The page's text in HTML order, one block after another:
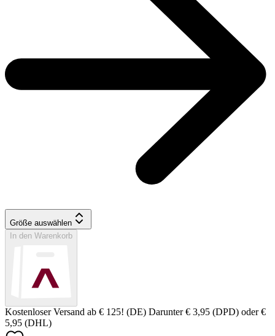
Größe auswählen
In den Warenkorb
Kostenloser Versand ab € 125! (DE) Darunter € 3,95 (DPD) oder €
5,95 (DHL)